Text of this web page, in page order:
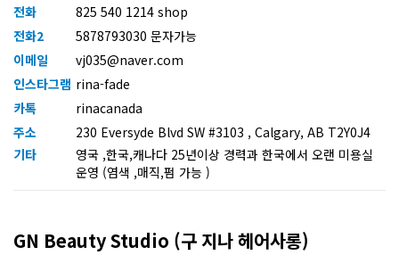
전화
825 540 1214 shop
전화2
5878793030 문자가능
이메일
vj035@naver.com
인스타그램 rina-fade
카톡
rinacanada
주소
230 Eversyde Blvd SW #3103 , Calgary, AB T2Y0J4
기타
영국 ,한국,캐나다 25년이상 경력과 한국에서 오랜 미용실
운영 (염색 ,매직,펌 가능 )
GN Beauty Studio (구 지나 헤어사롱)